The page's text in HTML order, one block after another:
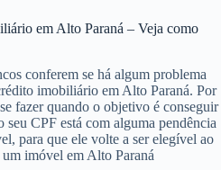
em Alto Paraná – Veja como
conferem se há algum problema
imobiliário em Alto Paraná. Por
fazer quando o objetivo é conseguir
CPF está com alguma pendência
para que ele volte a ser elegível ao
imóvel em Alto Paraná